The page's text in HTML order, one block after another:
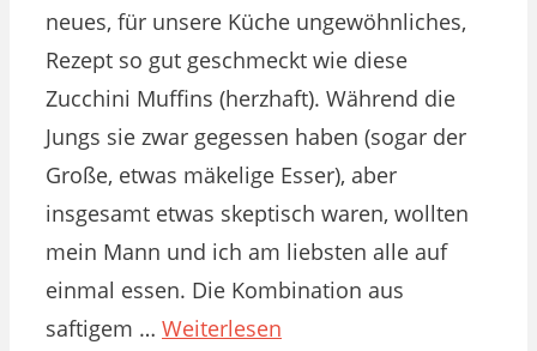
neues, für unsere Küche ungewöhnliches,
Rezept so gut geschmeckt wie diese
Zucchini Muffins (herzhaft). Während die
Jungs sie zwar gegessen haben (sogar der
Große, etwas mäkelige Esser), aber
insgesamt etwas skeptisch waren, wollten
mein Mann und ich am liebsten alle auf
einmal essen. Die Kombination aus
saftigem … Weiterlesen